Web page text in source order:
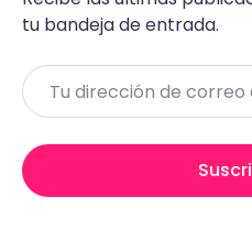
tu bandeja de entrada.
Email